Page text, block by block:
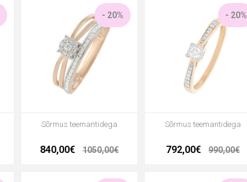
- 20%
Sõrmus teemantidega
840,00€ 1050,00€
- 20%
Sõrmus teemantidega
792,00€ 990,00€